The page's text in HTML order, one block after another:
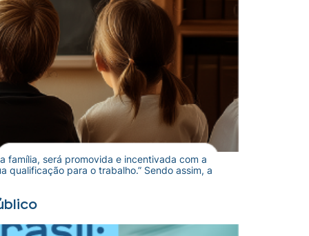
família, será promovida e incentivada com a
para o trabalho.” Sendo assim, a